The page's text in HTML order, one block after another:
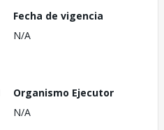
Fecha de vigencia
N/A
Organismo Ejecutor
N/A